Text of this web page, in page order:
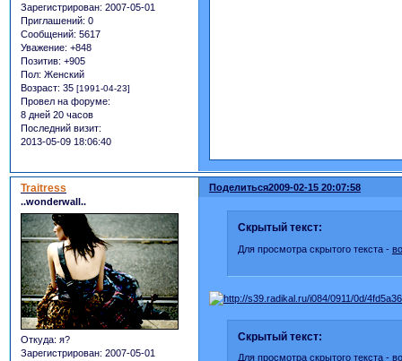
Зарегистрирован: 2007-05-01
Приглашений: 0
Сообщений: 5617
Уважение: +848
Позитив: +905
Пол: Женский
Возраст: 35 [1991-04-23]
Провел на форуме:
8 дней 20 часов
Последний визит:
2013-05-09 18:06:40
Поделиться2009-02-15 20:07:58
Traitress
..wonderwall..
Откуда: я?
Зарегистрирован: 2007-05-01
Скрытый текст:
Для просмотра скрытого текста -
Скрытый текст:
Для просмотра скрытого текста -